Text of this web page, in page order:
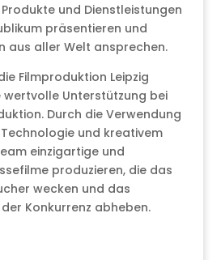
und Dienstleistungen
präsentieren und
aus aller Welt ansprechen.
Filmproduktion Leipzig
wertvolle Unterstützung bei
Durch die Verwendung
und kreativem
einzigartige und
produzieren, die das
wecken und das
Konkurrenz abheben.